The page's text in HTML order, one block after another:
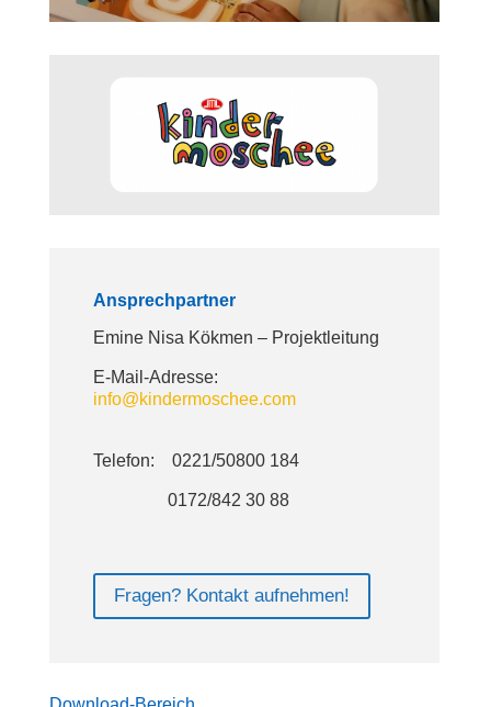
Ansprechpartner
Emine Nisa Kökmen – Projektleitung
E-Mail-Adresse:
info@kindermoschee.com
Telefon: 0221/50800 184
0172/842 30 88
Fragen? Kontakt aufnehmen!